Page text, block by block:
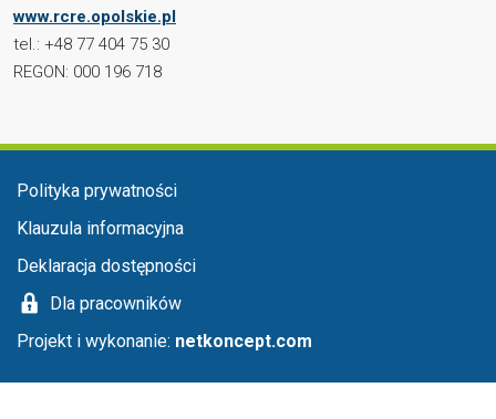
www.rcre.opolskie.pl
tel.: +48 77 404 75 30
REGON: 000 196 718
Menu stopka
Polityka prywatności
Klauzula informacyjna
Deklaracja dostępności
Dla pracowników
Projekt i wykonanie: netkoncept.com